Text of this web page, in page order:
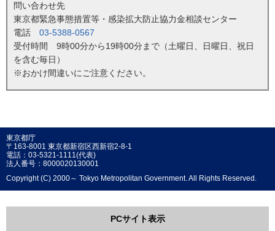
問い合わせ先
東京都緊急事態措置等・感染拡大防止協力金相談センター
電話 03-5388-0567
受付時間 9時00分から19時00分まで（土曜日、日曜日、祝日
を含む毎日）
※おかけ間違いにご注意ください。
東京都庁
〒163-8001 東京都新宿区西新宿2-8-1
電話：03-5321-1111(代表)
法人番号：8000020130001
Copyright (C) 2000～ Tokyo Metropolitan Government. All Rights Reserved.
PCサイト表示